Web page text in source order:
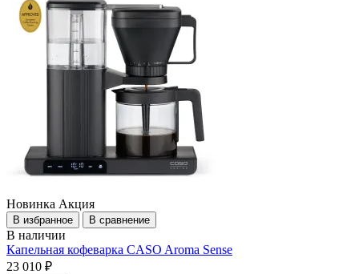
Новинка Акция
В избранное В сравнение
В наличии
Капельная кофеварка CASO Aroma Sense
23 010 ₽